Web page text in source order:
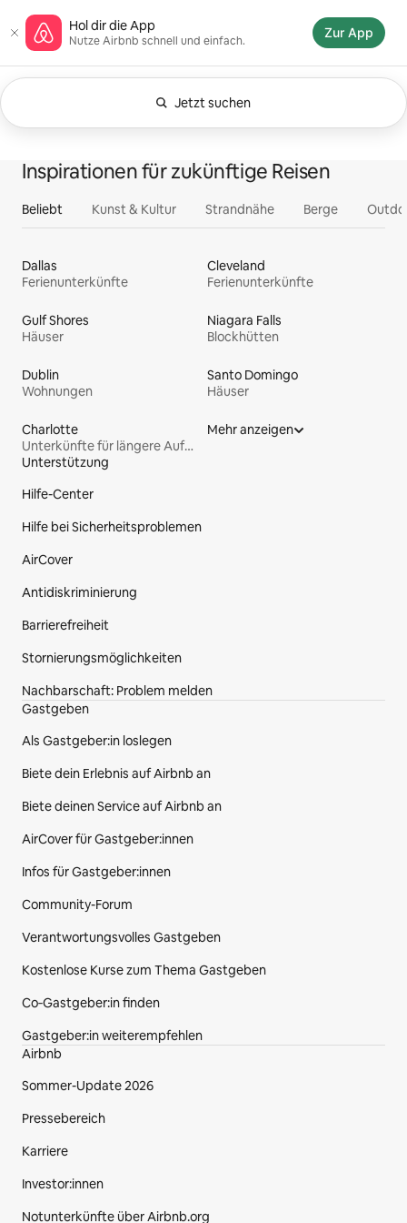
Inhalten
springen
Airbnb-Homepage
Hol dir die App
Nutze Airbnb schnell und einfach.
Zur App
Jetzt suchen
Aktuell angezeigt: Jederzeit. Suchbegriff
Alles
Unterkünfte Erlebnisse
Inspirationen für zukünftige Reisen
Beliebt Kunst & Kultur Strandnähe Berge
Dallas
Ferienunterkünfte
Cleveland
Ferienunterkünfte
Gulf Shores
Häuser
Niagara Falls
Blockhütten
Dublin
Wohnungen
Santo Domingo
Häuser
Charlotte
Unterkünfte für längere Aufenthalte
Mehr anzeigen
Fußzeile der Website
Unterstützung
Hilfe-Center
Hilfe bei Sicherheitsproblemen
AirCover
Antidiskriminierung
Barrierefreiheit
Stornierungsmöglichkeiten
Nachbarschaft: Problem melden
Gastgeben
Als Gastgeber:in loslegen
Biete dein Erlebnis auf Airbnb an
Biete deinen Service auf Airbnb an
AirCover für Gastgeber:innen
Infos für Gastgeber:innen
Community-Forum
Verantwortungsvolles Gastgeben
Kostenlose Kurse zum Thema Gastgeben
Co‑Gastgeber:in finden
Gastgeber:in weiterempfehlen
Airbnb
Sommer-Update 2026
Pressebereich
Karriere
Investor:innen
Notunterkünfte über Airbnb.org